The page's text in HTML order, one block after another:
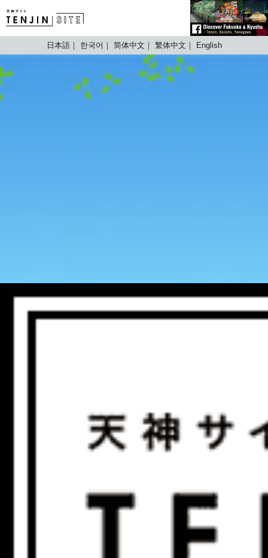
TENJIN SITE
日本語 한국어 简体中文 繁体中文 English